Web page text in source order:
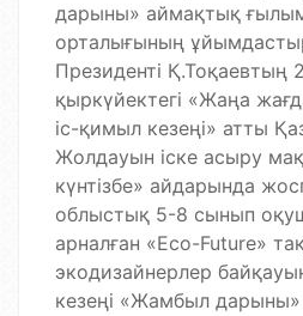
дарыны» аймақтық
орталығының
Президенті Қ.Тоқаевтың
қыркүйектегі «Жаңа
іс-қимыл кезеңі» атты
Жолдауын іске асыру
күнтізбе» айдарында
облыстық 5-8 сынып
арналған «Eco-Future»
экодизайнерлер
кезеңі «Жамбыл